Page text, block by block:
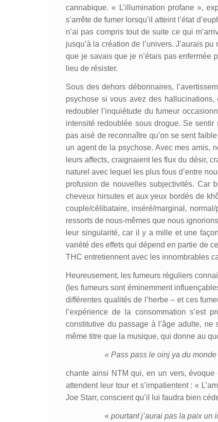
cannabique. « L’illumination profane »,
s’arrête de fumer lorsqu’il atteint l’état
n’ai pas compris tout de suite ce qui
jusqu’à la création de l’univers. J’aurais
que je savais que je n’étais pas enfermée
lieu de résister.
Sous des dehors débonnaires,
psychose si vous avez des
redoubler l’inquiétude du fumeur
intensité redoublée sous drogue. Se sentir
pas aisé de reconnaître qu’on se sent
un agent de la psychose. Avec mes amis,
leurs affects, craignaient les flux du désir,
naturel avec lequel les plus fous d’entre
profusion de nouvelles subjectivités. Car
cheveux hirsutes et aux yeux bordés de
couple/célibataire, inséré/marginal,
ressorts de nous-mêmes que nous
leur singularité, car il y a mille et une
variété des effets qui dépend en partie de
THC entretiennent avec les innombrables
Heureusement, les fumeurs réguliers
(les fumeurs sont éminemment
différentes qualités de l’herbe – et ces
l’expérience de la consommation s’est
constitutive du passage à l’âge adulte, ne
même titre que la musique, qui donne au
« Pass pass le oinj ya du
chante ainsi NTM qui, en un vers,
attendent leur tour et s’impatientent : «
Joe Starr, conscient qu’il lui faudra bien
« pourtant j’aurai pas la paix un